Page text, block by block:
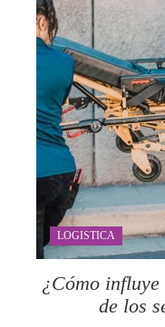
LOGISTICA
¿Cómo
de los